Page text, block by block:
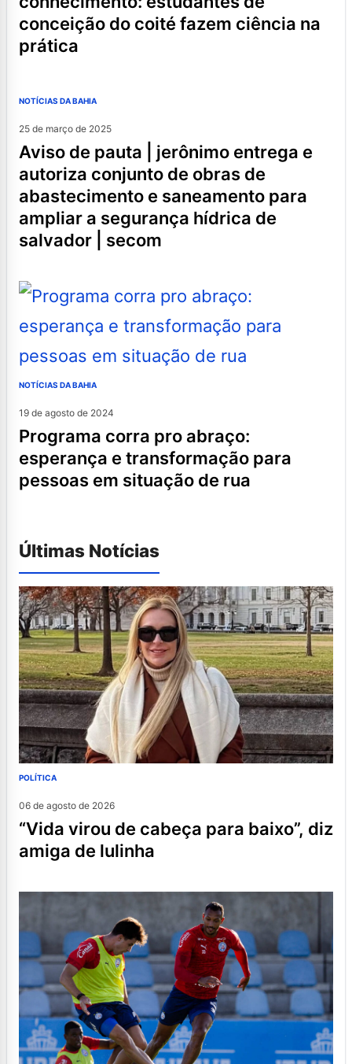
conceição do coité fazem ciência na
prática
NOTÍCIAS DA BAHIA
25 de março de 2025
aviso de pauta | jerônimo entrega e
autoriza conjunto de obras de
abastecimento e saneamento para
ampliar a segurança hídrica de
salvador | secom
NOTÍCIAS DA BAHIA
19 de agosto de 2024
programa corra pro abraço:
esperança e transformação para
pessoas em situação de rua
Últimas Notícias
POLÍTICA
06 de agosto de 2026
“vida virou de cabeça para baixo”, diz
amiga de lulinha